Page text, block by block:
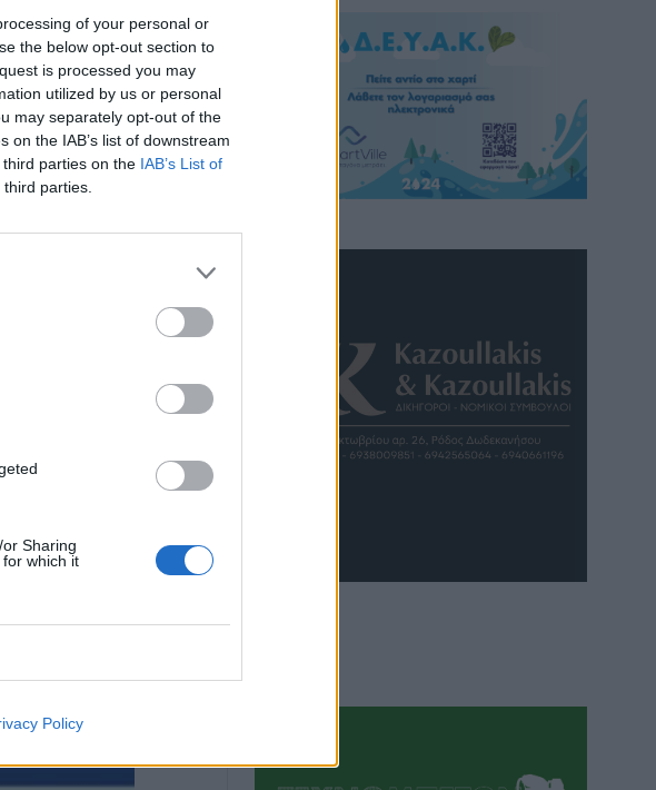
of your personal or
the below opt-out section to
is processed you may
utilized by us or personal
may separately opt-out of the
the IAB’s list of downstream
parties on the IAB’s List of
parties.
Sharing
which it
Policy